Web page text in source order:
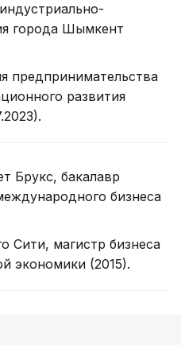
города Шымкент
предпринимательства
развития
Брукс, бакалавр
бизнеса
Сити, магистр бизнеса
экономики (2015).